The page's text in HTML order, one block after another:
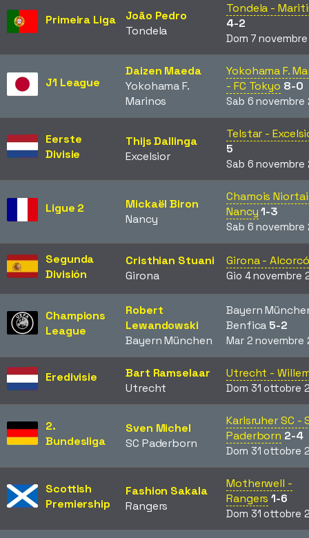
Primeira Liga
João Pedro
Tondela
Tondela -
4-2
Dom 7
J1 League
Daizen Maeda
Yokohama F.
Marinos
Yokohama F.
- FC Tokyo 8-0
Sab 6 novembre
Eerste
Divisie
Thijs Dallinga
Excelsior
Telstar -
5
Sab 6 novembre
Ligue 2
Mickaël Biron
Nancy
Chamois
Nancy 1-3
Sab 6 novembre
Segunda
División
Cristhian Stuani
Girona
Girona -
Gio 4 novembre
Champions
League
Robert
Lewandowski
Bayern München
Bayern
Benfica 5-2
Mar 2 novembre
Eredivisie
Bart Ramselaar
Utrecht
Utrecht -
Dom 31 ottobre
2.
Bundesliga
Sven Michel
SC Paderborn
Karlsruher SC -
Paderborn 2-4
Dom 31 ottobre
Scottish
Premiership
Fashion Sakala
Rangers
Motherwell -
Rangers 1-6
Dom 31 ottobre